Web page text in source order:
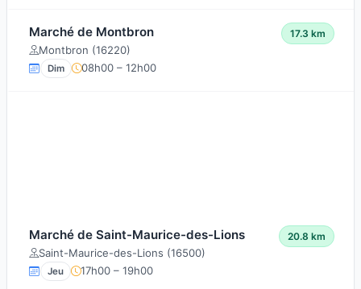
Marché de Montbron
Montbron (16220)
17.3 km
Dim 08h00 – 12h00
Marché de Saint-Maurice-des-Lions
Saint-Maurice-des-Lions (16500)
20.8 km
Jeu 17h00 – 19h00